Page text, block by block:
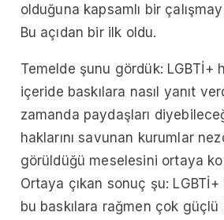
olduğuna kapsamlı bir
Bu açıdan bir ilk oldu.
Temelde şunu gördük: LGBTİ+
içeride baskılara nasıl yanıt
zamanda paydaşları
haklarını savunan kurumlar
görüldüğü meselesini ortaya
Ortaya çıkan sonuç şu:
bu baskılara rağmen çok güçlü